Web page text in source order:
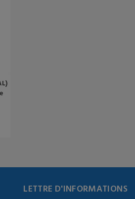
LETTRE D'INFORMATIONS